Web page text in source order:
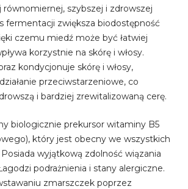
równomiernej, szybszej i zdrowszej
fermentacji zwiększa biodostępność
czemu miedź może być łatwiej
korzystnie na skórę i włosy.
kondycjonuje skórę i włosy,
przeciwstarzeniowe, co
i bardziej zrewitalizowaną cerę.
biologicznie prekursor witaminy B5
który jest obecny we wszystkich
wyjątkową zdolność wiązania
podrażnienia i stany alergiczne.
zmarszczek poprzez